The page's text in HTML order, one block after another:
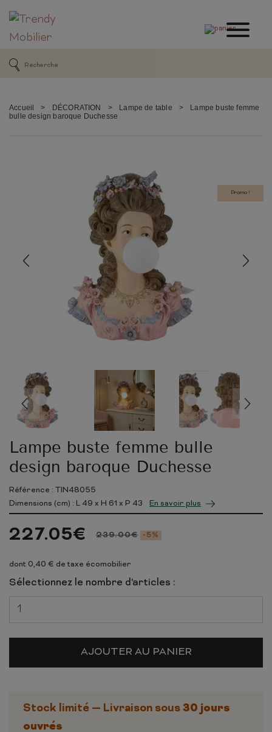
Accueil > DÉCORATION > Lampe de table >
Lampe buste femme
bulle design baroque Duchesse
Promo !
Lampe buste femme bulle
design baroque Duchesse
Référence : TIN48055
Dimensions (cm) : L 49 x H 61 x P 43 En savoir plus
239.00€ -5%
227.05€
dont 0,40 € de taxe écomobilier
Sélectionnez le nombre d'articles :
AJOUTER AU PANIER
Stock limité — Livraison sous30 jours
ouvrés